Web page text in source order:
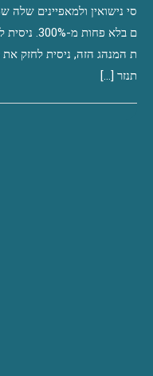
סי נישואין ולמאפיינים שלה
ם בלא
ת המנהג הזה, ניסית לחזק
תנזר […]